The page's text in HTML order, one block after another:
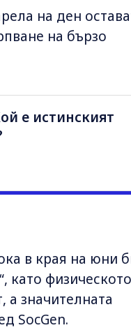
на ден
на бързо
е истинският
в края на юни
като физическото
а значителната
SocGen.